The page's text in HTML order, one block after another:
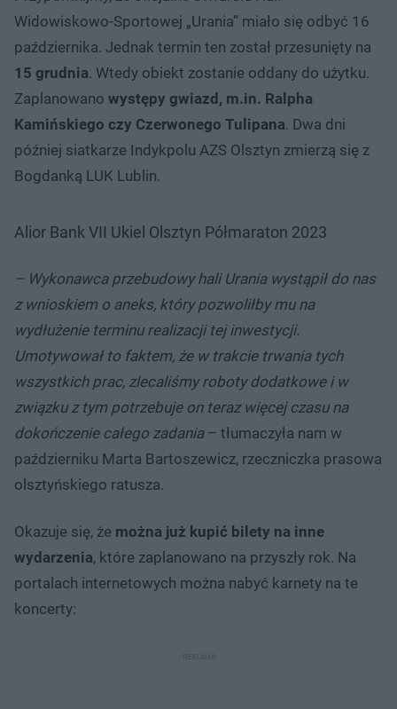
Widowiskowo-Sportowej „Urania” miało się odbyć 16
października. Jednak termin ten został przesunięty na
15 grudnia. Wtedy obiekt zostanie oddany do użytku.
Zaplanowano występy gwiazd, m.in. Ralpha
Kamińskiego czy Czerwonego Tulipana. Dwa dni
później siatkarze Indykpolu AZS Olsztyn zmierzą się z
Bogdanką LUK Lublin.
Alior Bank VII Ukiel Olsztyn Półmaraton 2023
– Wykonawca przebudowy hali Urania wystąpił do nas
z wnioskiem o aneks, który pozwoliłby mu na
wydłużenie terminu realizacji tej inwestycji.
Umotywował to faktem, że w trakcie trwania tych
wszystkich prac, zlecaliśmy roboty dodatkowe i w
związku z tym potrzebuje on teraz więcej czasu na
dokończenie całego zadania– tłumaczyła nam w
październiku Marta Bartoszewicz, rzeczniczka prasowa
olsztyńskiego ratusza.
Okazuje się, że można już kupić bilety na inne
wydarzenia, które zaplanowano na przyszły rok. Na
portalach internetowych można nabyć karnety na te
koncerty: